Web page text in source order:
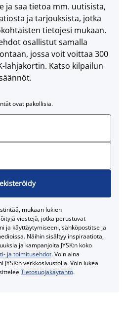
ja saa tietoa mm. uutisista,
ja tarjouksista, jotka
tietojesi mukaan.
osallistut samalla
jossa voit voittaa 300
lahjakortin. Katso kilpailun
ovat pakollisia.
mukaan lukien
viestejä, jotka perustuvat
ja käyttäytymiseeni, sähköpostitse ja
Näihin sisältyy inspiraatiota,
ja kampanjoita JYSK:n koko
ja toimitusehdot. Voin aina
verkkosivustolla. Voin lukea
Tietosuojakäytäntö.